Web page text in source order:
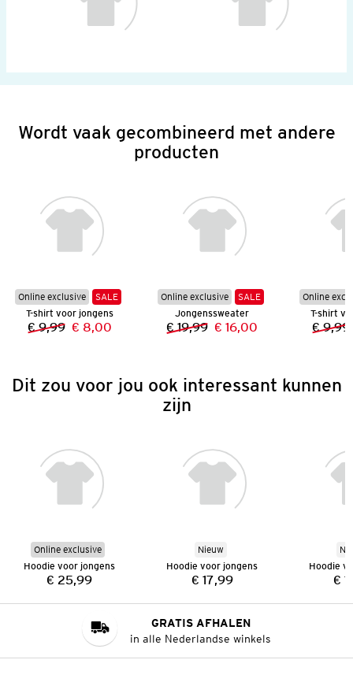
Wordt vaak gecombineerd met andere
producten
Online exclusive
SALE
T-shirt voor jongens
Vorige prijs:
€ 9,99 Nieuwe prijs:
€ 8,00
Online exclusive
SALE
Jongenssweater
Vorige prijs:
€ 19,99 Nieuwe prijs:
€ 16,00
Online
T-shirt
€ 9,99
Dit zou voor jou ook interessant kunnen
zijn
Online exclusive
Hoodie voor jongens
Prijs:
€ 25,99
Nieuw
Hoodie voor jongens
Prijs:
€ 17,99
Hoodie
€
GRATIS AFHALEN
in alle Nederlandse winkels